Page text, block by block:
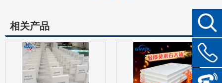
相关产品